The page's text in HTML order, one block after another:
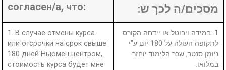
согласен/а, что:
מסכים/ה לכך ש:
1. В случае отмены курса
или отсрочки на срок свыше
180 дней Ньюмен центром,
стоимость курса будет мне
1. במידה ויבוטל או יידחה הקורס
לתקופה העולה על 180 יום ע"י
ניומן סנטר, שכר הלימוד יוחזר
במלואו.